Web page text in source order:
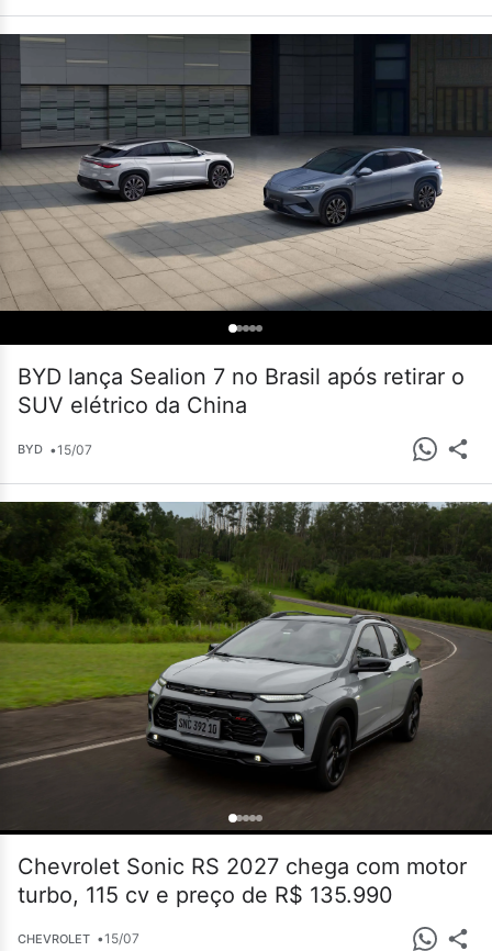
BYD lança Sealion 7 no Brasil após retirar o
SUV elétrico da China
BYD •15/07
Chevrolet Sonic RS 2027 chega com motor
turbo, 115 cv e preço de R$ 135.990
CHEVROLET •15/07